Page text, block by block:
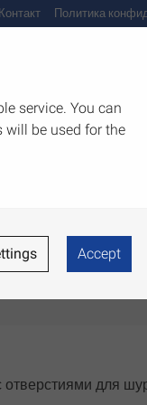
Политика
отверстиями для
service. You can
will be used for the
Accept